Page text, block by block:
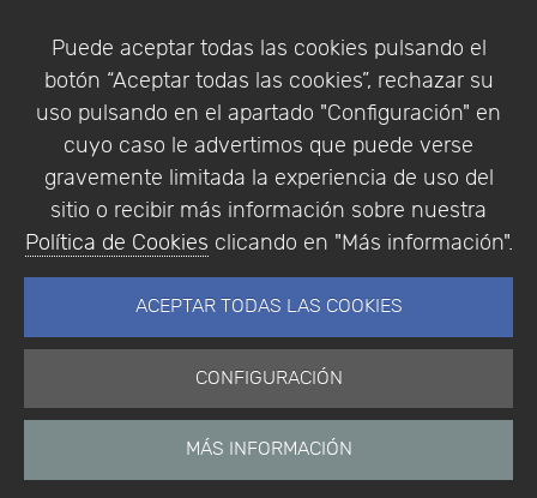
Puede aceptar todas las cookies pulsando el
botón “Aceptar todas las cookies”, rechazar su
uso pulsando en el apartado "Configuración" en
cuyo caso le advertimos que puede verse
gravemente limitada la experiencia de uso del
sitio o recibir más información sobre nuestra
Política de Cookies clicando en "Más información".
ACEPTAR TODAS LAS COOKIES
CONFIGURACIÓN
MÁS INFORMACIÓN
Empresa|Aviso Legal| Política de Privacidad |
Política de Cookies
© Copyright 1994 - 2026. Addlink Software
Científico, S.L.
Portugal.